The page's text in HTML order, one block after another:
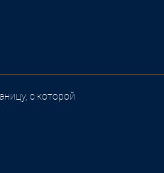
с которой